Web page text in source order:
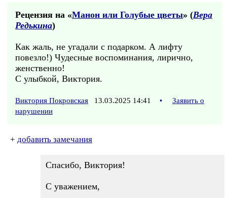
Рецензия на «Манон или Голубые цветы» (Вера
Редькина)
Как жаль, не угадали с подарком. А лифту
повезло!) Чудесные воспоминания, лирично,
женственно!
С улыбкой, Виктория.
Виктория Покровская 13.03.2025 14:41 •
Заявить о
нарушении
+ добавить замечания
Спасибо, Виктория!
С уважением,